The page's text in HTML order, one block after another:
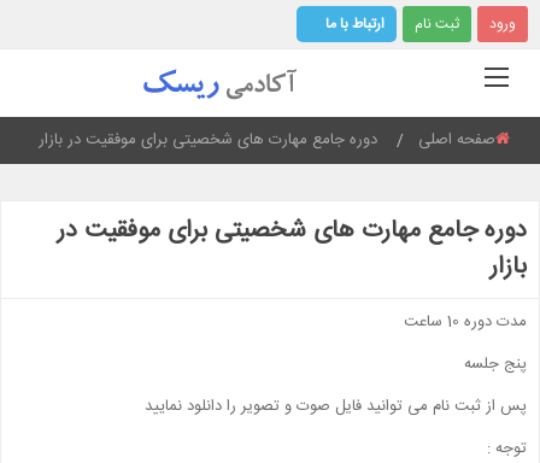
ورود ثبت نام ارتباط با ما
Current:
دوره جامع مهارت های شخصیتی برای موفقیت در بازار صفحه اصلی
دوره جامع مهارت های شخصیتی برای موفقیت در
بازار
مدت دوره 10 ساعت
پنج جلسه
پس از ثبت نام می توانید فایل صوت و تصویر را دانلود نمایید
توجه :